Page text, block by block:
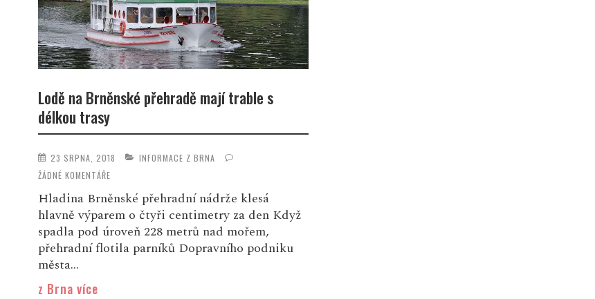
Lodě na Brněnské přehradě mají trable s
délkou trasy
23 SRPNA, 2018
INFORMACE Z BRNA
ŽÁDNÉ KOMENTÁŘE
Hladina Brněnské přehradní nádrže klesá
hlavně výparem o čtyři centimetry za den Když
spadla pod úroveň 228 metrů nad mořem,
přehradní flotila parníků Dopravního podniku
města...
z Brna více